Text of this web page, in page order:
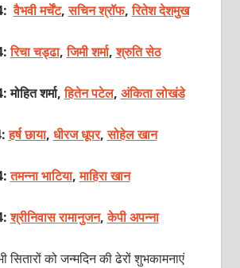
वैभवी मर्चेंट,सचिन श्रॉफ,रितेश देशमुख
रिचा चड्ढा,जिमी शर्मा,श्रुति सेठ
शर्मा,हितेन पटेल, अंकिता लोखंडे
हर्ष छाया, धीरज धूपर,सोहेल खान
तमन्ना भाटिया,माहिरा खान
श्रीनिवास रामानुजन,केपी अपन्ना
सितारों को जन्मदिन की ढेरों शुभकामनाएं